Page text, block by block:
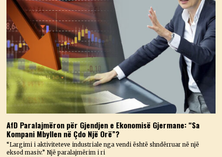
AfD Paralajmëron për Gjendjen e Ekonomisë Gjermane: “Sa
Kompani Mbyllen në Çdo Një Orë”?
“Largimi i aktiviteteve industriale nga vendi është shndërruar në një
eksod masiv.” Një paralajmërim i ri